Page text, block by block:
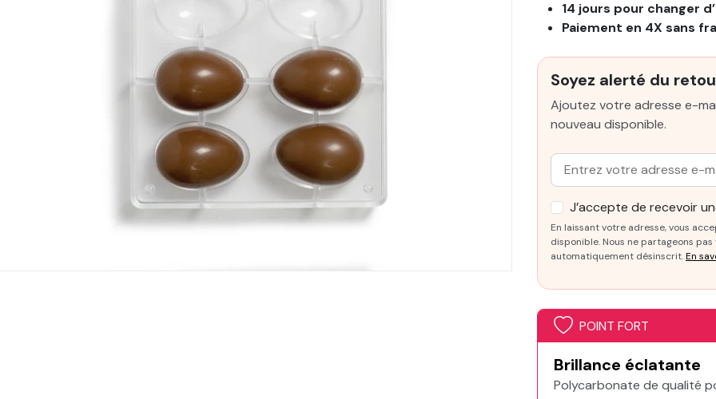
14 jours pour changer
Paiement en 4X sans
Soyez alerté du
Ajoutez votre adresse e-
nouveau disponible.
Email :
J’accepte de recevoir
En laissant votre adresse, vous
disponible. Nous ne partageons
automatiquement désinscrit.En
POINT FORT
Brillance éclatante
Polycarbonate de qualité